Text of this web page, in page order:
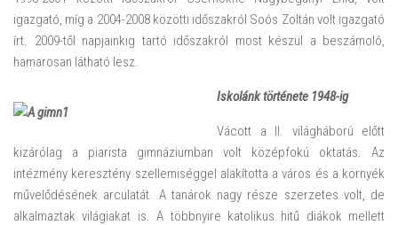
igazgató, míg a 2004-2008 közötti időszakról Soós Zoltán volt igazgató
írt. 2009-től napjainkig tartó időszakról most készül a beszámoló,
hamarosan látható lesz.
Iskolánk története 1948-ig
Vácott a II. világháború előtt
kizárólag a piarista gimnáziumban volt középfokú oktatás. Az
intézmény keresztény szellemiséggel alakította a város és a környék
művelődésének arculatát. A tanárok nagy része szerzetes volt, de
alkalmaztak világiakat is. A többnyire katolikus hitű diákok mellett